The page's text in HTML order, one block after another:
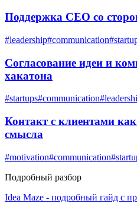
Поддержка CEO со
#leadership#communication#
Согласование идеи и
хакатона
#startups#communication#
Контакт с клиентами
смысла
#motivation#communication#
Подробный разбор
Idea Maze - подробный гайд с